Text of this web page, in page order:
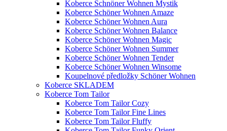
Koberce Schnöner Wohnen Mystik
Koberce Schöner Wohnen Amaze
Koberce Schöner Wohnen Aura
Koberce Schöner Wohnen Balance
Koberce Schöner Wohnen Magic
Koberce Schöner Wohnen Summer
Koberce Schöner Wohnen Tender
Koberce Schöner Wohnen Winsome
Koupelnové předložky Schöner Wohnen
Koberce SKLADEM
Koberce Tom Tailor
Koberce Tom Tailor Cozy
Koberce Tom Tailor Fine Lines
Koberce Tom Tailor Fluffy